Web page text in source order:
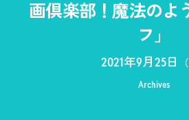
画倶楽部！魔法のよ
フ」
2021年9月25日
Archives